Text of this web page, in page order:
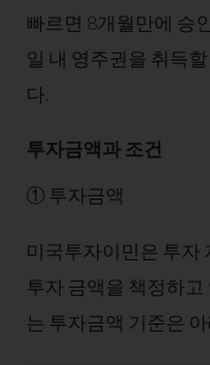
빠르면 8개월만에 승
일 내 영주권을 취득
다.
투자금액과 조건
① 투자금액
미국투자이민은 투자
투자 금액을 책정하고
는 투자금액 기준은